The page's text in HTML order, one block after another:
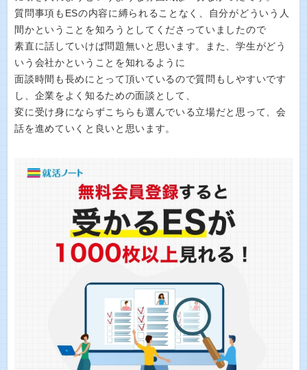
質問事項もESの内容に縛られることなく、自分がどういう人
間かということを知ろうとしてくださっていましたので
素直に話していけば問題無いと思います。また、学生がどう
いう会社かということを知れるように
面談時間も長めにとって頂いているので質問もしやすいです
し、企業をよく知るための面談として、
変に受け身にならずこちらも選んでいる立場だと思って、会
話を進めていくと良いと思います。